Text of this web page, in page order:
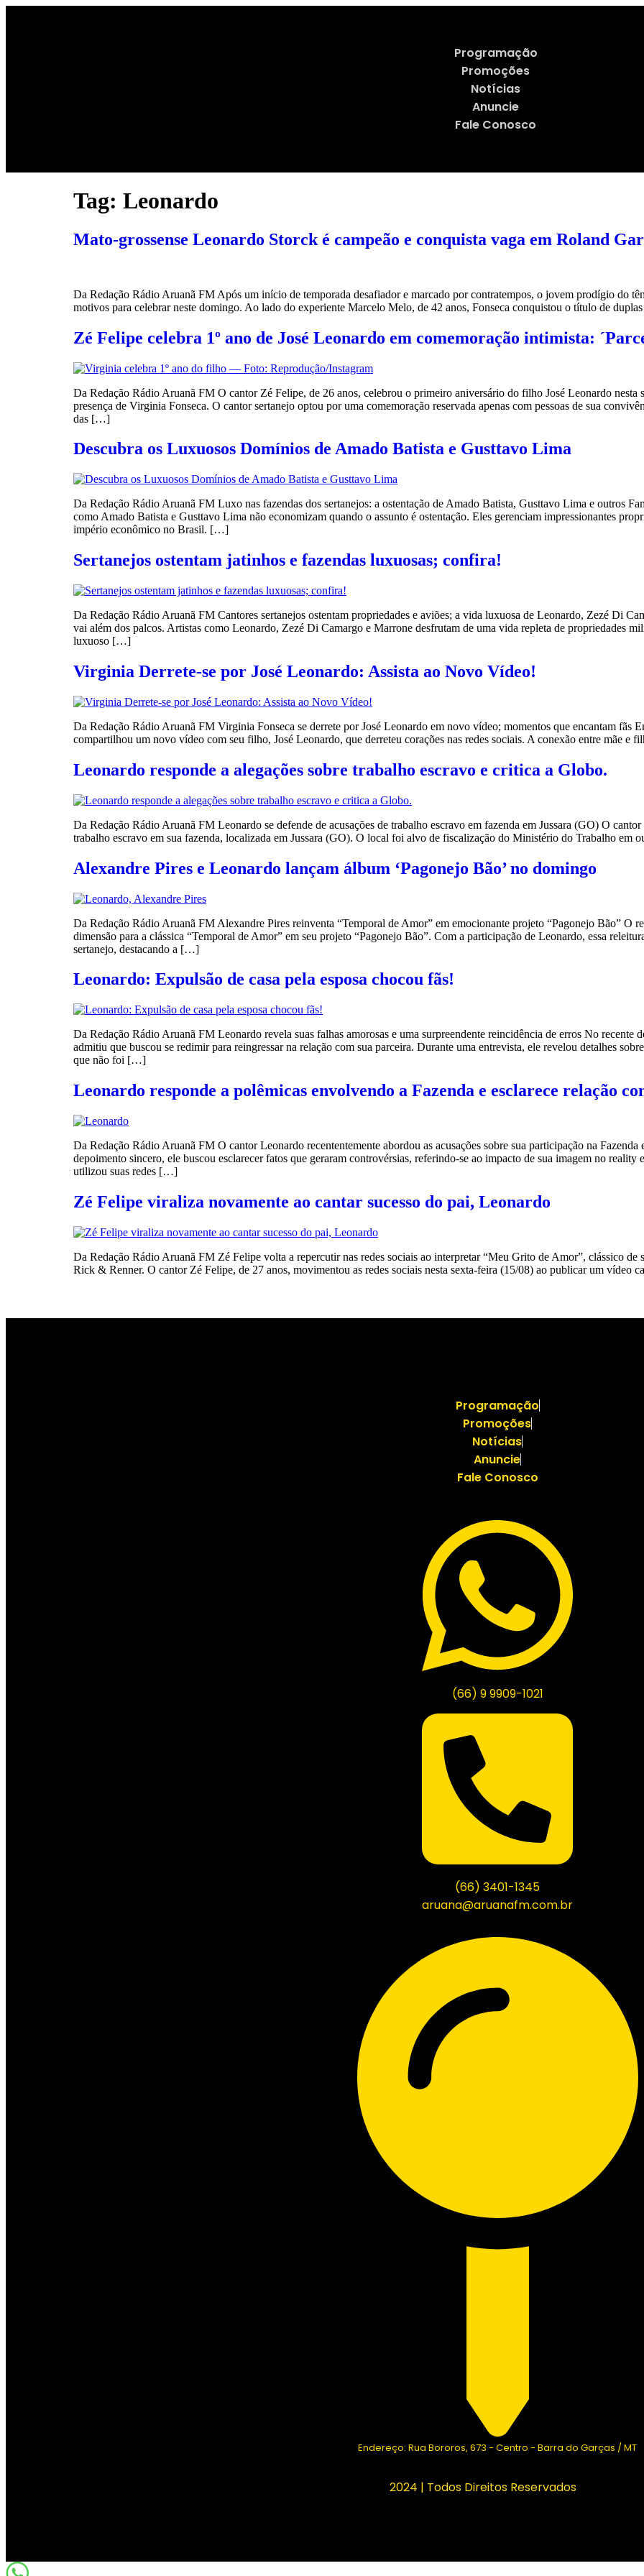
Programação
Promoções
Notícias
Anuncie
Fale Conosco
Tag: Leonardo
Mato-grossense Leonardo Storck é campeão e conquista vaga em Roland
Da Redação Rádio Aruanã FM Após um início de temporada desafiador e marcado por contratempos, o jovem prodígio do
motivos para celebrar neste domingo. Ao lado do experiente Marcelo Melo, de 42 anos, Fonseca conquistou o título de
Zé Felipe celebra 1º ano de José Leonardo em comemoração intimista:
Da Redação Rádio Aruanã FM O cantor Zé Felipe, de 26 anos, celebrou o primeiro aniversário do filho José Leonardo nesta
presença de Virginia Fonseca. O cantor sertanejo optou por uma comemoração reservada apenas com pessoas de sua
das […]
Descubra os Luxuosos Domínios de Amado Batista e Gusttavo Lima
Da Redação Rádio Aruanã FM Luxo nas fazendas dos sertanejos: a ostentação de Amado Batista, Gusttavo Lima e outros
como Amado Batista e Gusttavo Lima não economizam quando o assunto é ostentação. Eles gerenciam impressionantes
império econômico no Brasil. […]
Sertanejos ostentam jatinhos e fazendas luxuosas; confira!
Da Redação Rádio Aruanã FM Cantores sertanejos ostentam propriedades e aviões; a vida luxuosa de Leonardo, Zezé Di
vai além dos palcos. Artistas como Leonardo, Zezé Di Camargo e Marrone desfrutam de uma vida repleta de propriedades
luxuoso […]
Virginia Derrete-se por José Leonardo: Assista ao Novo Vídeo!
Da Redação Rádio Aruanã FM Virginia Fonseca se derrete por José Leonardo em novo vídeo; momentos que encantam fãs
compartilhou um novo vídeo com seu filho, José Leonardo, que derreteu corações nas redes sociais. A conexão entre mãe e
Leonardo responde a alegações sobre trabalho escravo e critica a Globo.
Da Redação Rádio Aruanã FM Leonardo se defende de acusações de trabalho escravo em fazenda em Jussara (GO) O
trabalho escravo em sua fazenda, localizada em Jussara (GO). O local foi alvo de fiscalização do Ministério do Trabalho em
Alexandre Pires e Leonardo lançam álbum ‘Pagonejo Bão’ no domingo
Da Redação Rádio Aruanã FM Alexandre Pires reinventa “Temporal de Amor” em emocionante projeto “Pagonejo Bão” O
dimensão para a clássica “Temporal de Amor” em seu projeto “Pagonejo Bão”. Com a participação de Leonardo, essa
sertanejo, destacando a […]
Leonardo: Expulsão de casa pela esposa chocou fãs!
Da Redação Rádio Aruanã FM Leonardo revela suas falhas amorosas e uma surpreendente reincidência de erros No recente
admitiu que buscou se redimir para reingressar na relação com sua parceira. Durante uma entrevista, ele revelou detalhes
que não foi […]
Leonardo responde a polêmicas envolvendo a Fazenda e esclarece relação
Da Redação Rádio Aruanã FM O cantor Leonardo recententemente abordou as acusações sobre sua participação na
depoimento sincero, ele buscou esclarecer fatos que geraram controvérsias, referindo-se ao impacto de sua imagem no
utilizou suas redes […]
Zé Felipe viraliza novamente ao cantar sucesso do pai, Leonardo
Da Redação Rádio Aruanã FM Zé Felipe volta a repercutir nas redes sociais ao interpretar “Meu Grito de Amor”, clássico
Rick & Renner. O cantor Zé Felipe, de 27 anos, movimentou as redes sociais nesta sexta-feira (15/08) ao publicar um vídeo
Programação
Promoções
Notícias
Anuncie
Fale Conosco
(66) 9 9909-1021
(66) 3401-1345
aruana@aruanafm.com.br
Endereço: Rua Bororos, 673 - Centro - Barra do Garças / MT
2024 | Todos Direitos Reservados